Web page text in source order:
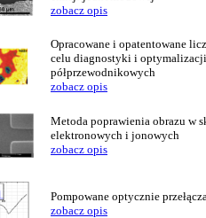
zobacz opis
Opracowane i opatentowane
celu diagnostyki i
półprzewodnikowych
zobacz opis
Metoda poprawienia obrazu w
elektronowych i jonowych
zobacz opis
Pompowane optycznie
zobacz opis